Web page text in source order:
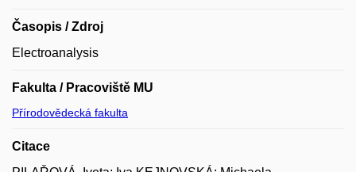
Časopis / Zdroj
Electroanalysis
Fakulta / Pracoviště MU
Přírodovědecká fakulta
Citace